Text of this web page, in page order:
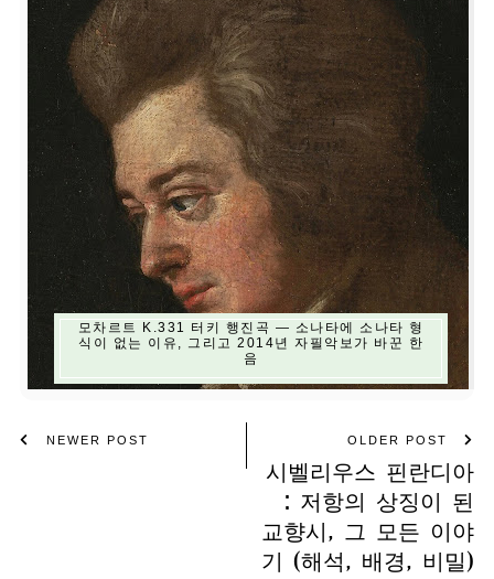
모차르트 K.331 터키 행진곡 — 소나타에 소나타 형
식이 없는 이유, 그리고 2014년 자필악보가 바꾼 한
음
NEWER POST OLDER POST
시벨리우스 핀란디아
: 저항의 상징이 된
교향시, 그 모든 이야
기 (해석, 배경, 비밀)